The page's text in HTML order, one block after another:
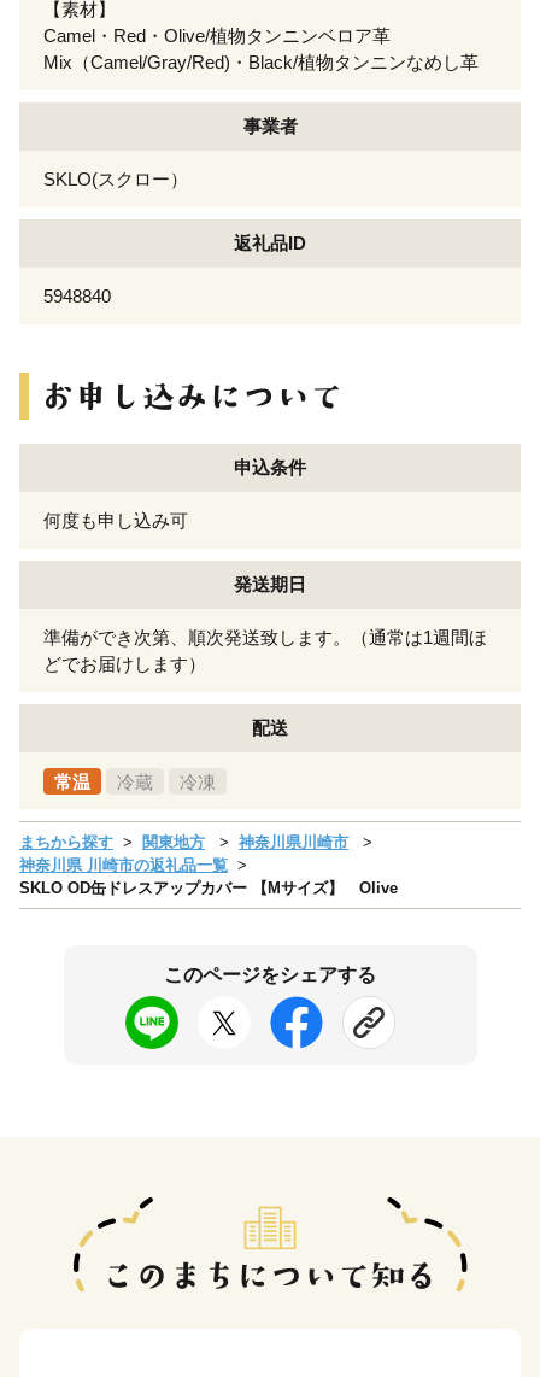
【素材】
Camel・Red・Olive/植物タンニンベロア革
Mix（Camel/Gray/Red)・Black/植物タンニンなめし革
事業者
SKLO(スクロー）
返礼品ID
5948840
申込条件
何度も申し込み可
発送期日
準備ができ次第、順次発送致します。（通常は1週間ほ
どでお届けします）
配送
常温 冷蔵 冷凍
まちから探す 関東地方
神奈川県川崎市
神奈川県 川崎市の返礼品一覧
SKLO OD缶ドレスアップカバー 【Mサイズ】 Olive
このページをシェアする